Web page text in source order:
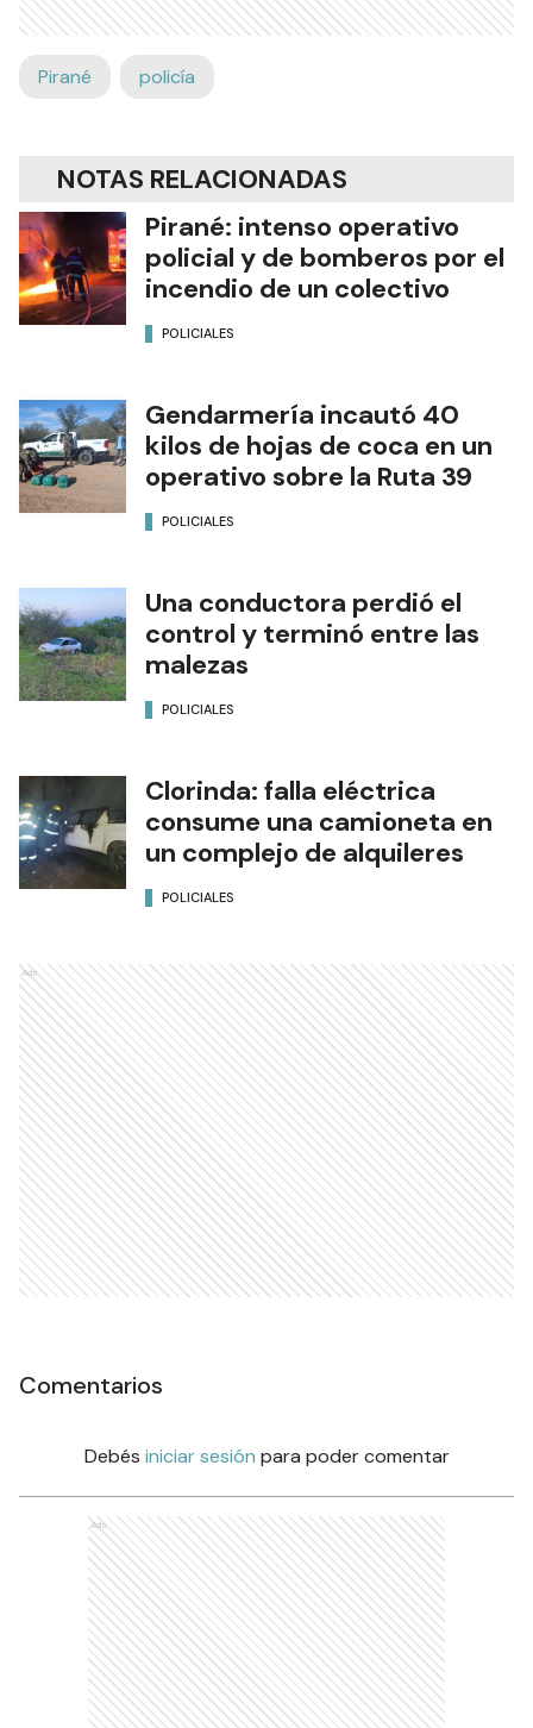
Pirané policía
NOTAS RELACIONADAS
Pirané: intenso operativo
policial y de bomberos por el
incendio de un colectivo
POLICIALES
Gendarmería incautó 40
kilos de hojas de coca en un
operativo sobre la Ruta 39
POLICIALES
Una conductora perdió el
control y terminó entre las
malezas
POLICIALES
Clorinda: falla eléctrica
consume una camioneta en
un complejo de alquileres
POLICIALES
Ads
Comentarios
Debés iniciar sesión para poder comentar
Ads